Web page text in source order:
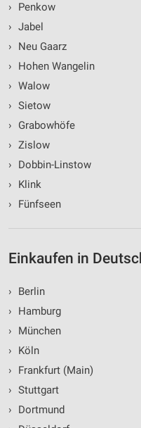
›
Penkow
› Jabel
›
Neu Gaarz
›
Hohen Wangelin
› Walow
› Sietow
›
Grabowhöfe
› Zislow
›
Dobbin-Linstow
›
Klink
›
Fünfseen
Einkaufen in
›
Berlin
›
Hamburg
›
München
›
Köln
›
Frankfurt (Main)
› Stuttgart
›
Dortmund